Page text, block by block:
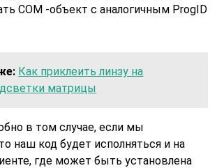
COM -объект с аналогичным ProgID
Как приклеить линзу на
матрицы
в том случае, если мы
наш код будет исполняться и на
где может быть установлена